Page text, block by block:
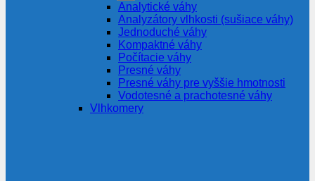
Analytické váhy
Analyzátory vlhkosti (sušiace váhy)
Jednoduché váhy
Kompaktné váhy
Počítacie váhy
Presné váhy
Presné váhy pre vyššie hmotnosti
Vodotesné a prachotesné váhy
Vlhkomery